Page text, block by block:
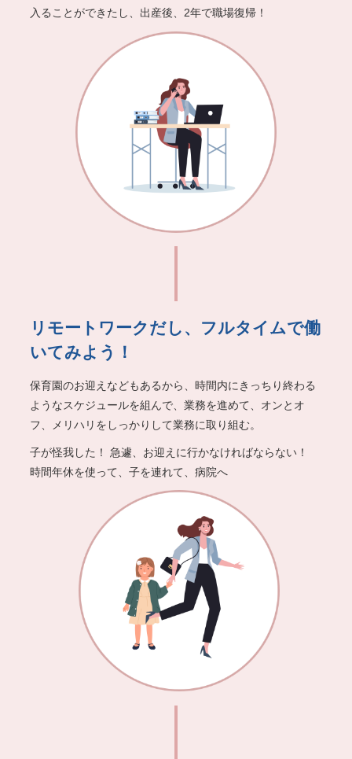
⼊ることができたし、 出産後、2年で職場復帰！
リモートワークだし、フルタイムで働
いてみよう！
保育園のお迎えなどもあるから、時間内にきっちり終わる
ようなスケジュールを組んで、業務を進めて、オンとオ
フ、メリハリを しっかりして業務に取り組む。
⼦が怪我した！ 急遽、お迎えに⾏かなければならない！
時間年休を使って、⼦を連れて、病院へ